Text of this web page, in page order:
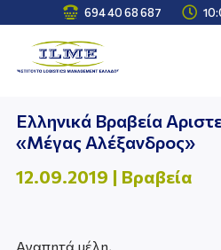
 694 40 68 687 
Ελληνικά Βραβεία
«Μέγας Αλέξανδρος»
12.09.2019 | Βραβεία
Αγαπητά μέλη,